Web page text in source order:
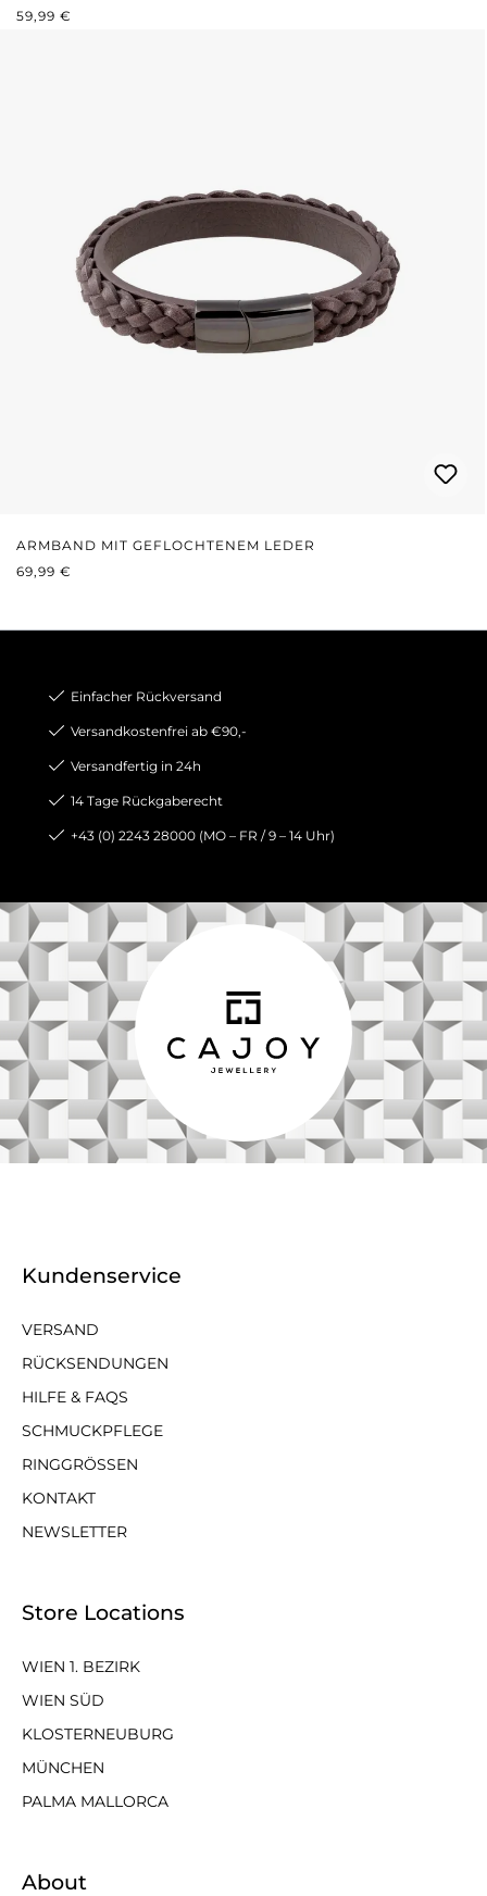
REGULÄRER PREIS:
59,99 €
ARMBAND MIT GEFLOCHTENEM LEDER
REGULÄRER PREIS:
69,99 €
Einfacher Rückversand
Versandkostenfrei ab €90,-
Versandfertig in 24h
14 Tage Rückgaberecht
+43 (0) 2243 28000 (MO – FR / 9 – 14 Uhr)
Kundenservice
VERSAND
RÜCKSENDUNGEN
HILFE & FAQS
SCHMUCKPFLEGE
RINGGRÖSSEN
KONTAKT
NEWSLETTER
Store Locations
WIEN 1. BEZIRK
WIEN SÜD
KLOSTERNEUBURG
MÜNCHEN
PALMA MALLORCA
About